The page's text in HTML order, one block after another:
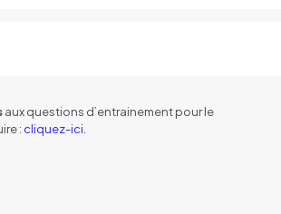
aux questions d’entrainement pour le
: cliquez-ici.